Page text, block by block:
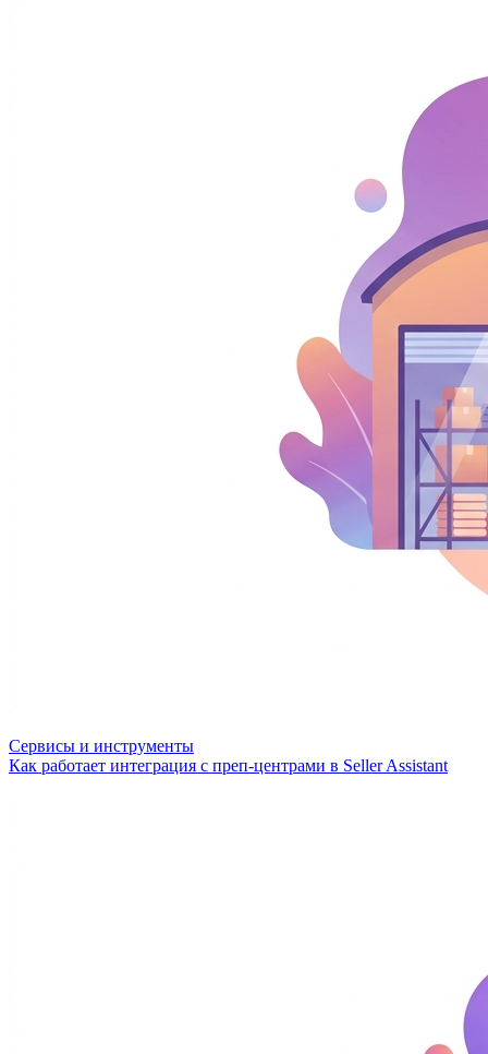
Сервисы и инструменты
Как работает интеграция с преп-центрами в Seller Assistant